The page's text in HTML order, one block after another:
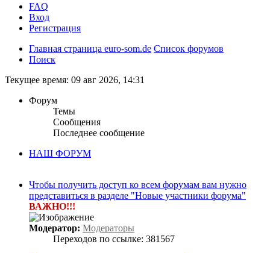
FAQ
Вход
Регистрация
Главная страница euro-som.de Список форумов
Поиск
Текущее время: 09 авг 2026, 14:31
Форум
Темы
Сообщения
Последнее сообщение
НАШ ФОРУМ
Чтобы получить доступ ко всем форумам вам нужно
представиться в разделе "Новые участники форума"
ВАЖНО!!!
Модератор: Модераторы
Переходов по ссылке: 381567